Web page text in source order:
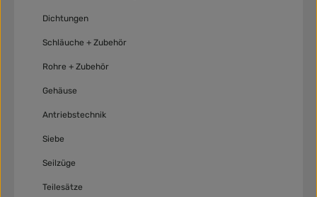
Dichtungen
Schläuche + Zubehör
Rohre + Zubehör
Gehäuse
Antriebstechnik
Siebe
Seilzüge
Teilesätze